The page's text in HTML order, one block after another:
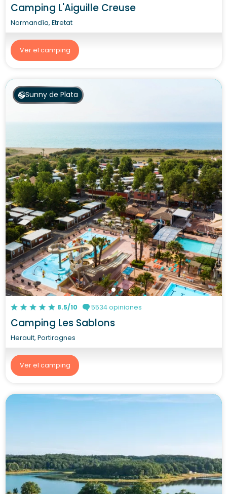
Camping L'Aiguille Creuse
Normandía, Etretat
Ver el camping
Sunny de Plata
8.5/10 5534 opiniones
Camping Les Sablons
Herault, Portiragnes
Ver el camping